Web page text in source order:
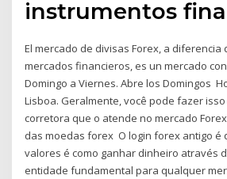
instrumentos
El mercado de divisas Forex, a diferencia
mercados financieros, es un mercado
Domingo a Viernes. Abre los Domingos
Lisboa. Geralmente, você pode fazer
corretora que o atende no mercado
das moedas forex O login forex antigo é
valores é como ganhar dinheiro através
entidade fundamental para qualquer